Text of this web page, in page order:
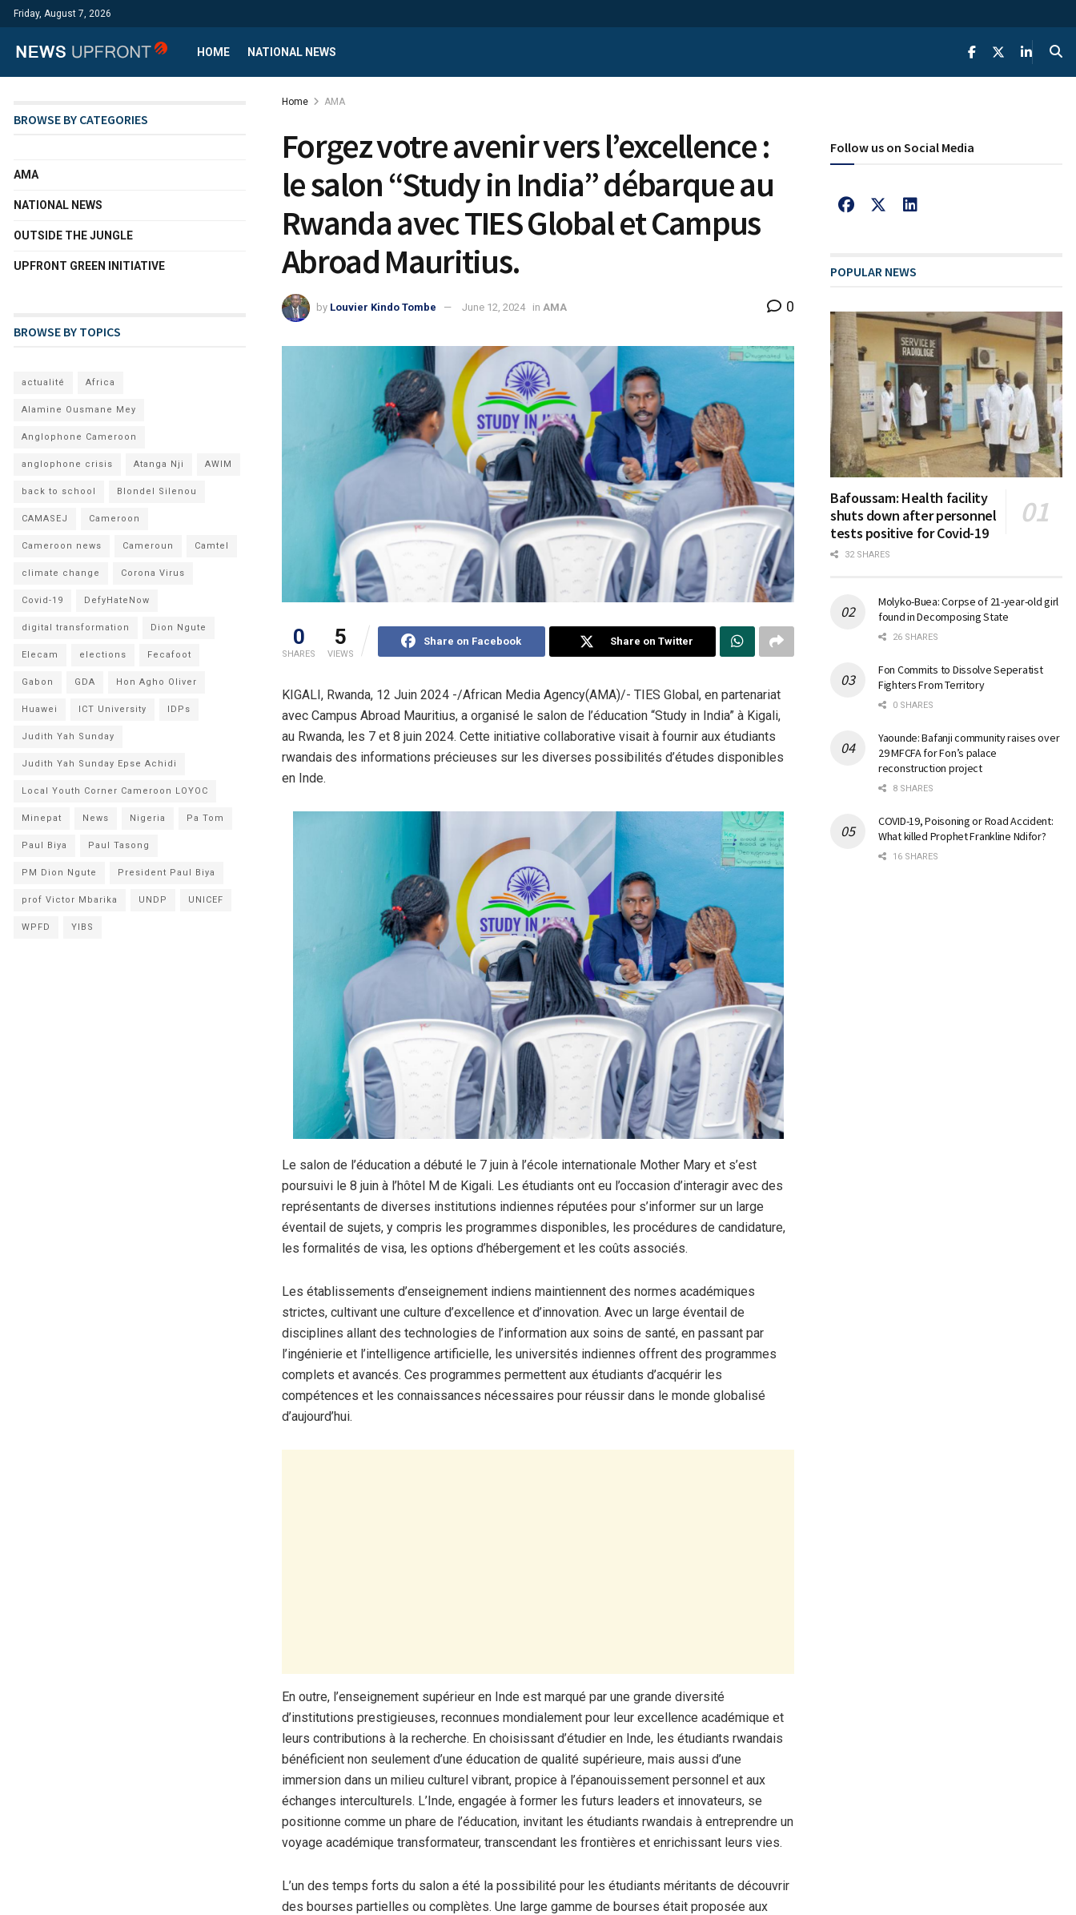
Friday, August 7, 2026
HOME NATIONAL NEWS
Home AMA
Forgez votre avenir vers l’excellence :
le salon “Study in India” débarque au
Rwanda avec TIES Global et Campus
Abroad Mauritius.
by Louvier Kindo Tombe June 12, 2024 in AMA 0
0
SHARES
5
VIEWS
Share on Facebook Share on Twitter
KIGALI, Rwanda, 12 Juin 2024 -/African Media Agency(AMA)/- TIES Global, en partenariat
avec Campus Abroad Mauritius, a organisé le salon de l’éducation “Study in India” à Kigali,
au Rwanda, les 7 et 8 juin 2024. Cette initiative collaborative visait à fournir aux étudiants
rwandais des informations précieuses sur les diverses possibilités d’études disponibles
en Inde.
Le salon de l’éducation a débuté le 7 juin à l’école internationale Mother Mary et s’est
poursuivi le 8 juin à l’hôtel M de Kigali. Les étudiants ont eu l’occasion d’interagir avec des
représentants de diverses institutions indiennes réputées pour s’informer sur un large
éventail de sujets, y compris les programmes disponibles, les procédures de candidature,
les formalités de visa, les options d’hébergement et les coûts associés.
Les établissements d’enseignement indiens maintiennent des normes académiques
strictes, cultivant une culture d’excellence et d’innovation. Avec un large éventail de
disciplines allant des technologies de l’information aux soins de santé, en passant par
l’ingénierie et l’intelligence artificielle, les universités indiennes offrent des programmes
complets et avancés. Ces programmes permettent aux étudiants d’acquérir les
compétences et les connaissances nécessaires pour réussir dans le monde globalisé
d’aujourd’hui.
En outre, l’enseignement supérieur en Inde est marqué par une grande diversité
d’institutions prestigieuses, reconnues mondialement pour leur excellence académique et
leurs contributions à la recherche. En choisissant d’étudier en Inde, les étudiants rwandais
bénéficient non seulement d’une éducation de qualité supérieure, mais aussi d’une
immersion dans un milieu culturel vibrant, propice à l’épanouissement personnel et aux
échanges interculturels. L’Inde, engagée à former les futurs leaders et innovateurs, se
positionne comme un phare de l’éducation, invitant les étudiants rwandais à entreprendre un
voyage académique transformateur, transcendant les frontières et enrichissant leurs vies.
L’un des temps forts du salon a été la possibilité pour les étudiants méritants de découvrir
des bourses partielles ou complètes. Une large gamme de bourses était proposée aux
BROWSE BY CATEGORIES
AMA
NATIONAL NEWS
OUTSIDE THE JUNGLE
UPFRONT GREEN INITIATIVE
BROWSE BY TOPICS
actualité Africa
Alamine Ousmane Mey
Anglophone Cameroon
anglophone crisis Atanga Nji AWIM
back to school Blondel Silenou
CAMASEJ Cameroon
Cameroon news Cameroun Camtel
climate change Corona Virus
Covid-19 DefyHateNow
digital transformation Dion Ngute
Elecam elections Fecafoot
Gabon GDA Hon Agho Oliver
Huawei ICT University IDPs
Judith Yah Sunday
Judith Yah Sunday Epse Achidi
Local Youth Corner Cameroon LOYOC
Minepat News Nigeria Pa Tom
Paul Biya Paul Tasong
PM Dion Ngute President Paul Biya
prof Victor Mbarika UNDP UNICEF
WPFD YIBS
Follow us on Social Media
POPULAR NEWS
Bafoussam: Health facility
shuts down after personnel
tests positive for Covid-19
32 SHARES
Molyko-Buea: Corpse of 21-year-old girl
found in Decomposing State
26 SHARES
Fon Commits to Dissolve Seperatist
Fighters From Territory
0 SHARES
Yaounde: Bafanji community raises over
29 MFCFA for Fon’s palace
reconstruction project
8 SHARES
COVID-19, Poisoning or Road Accident:
What killed Prophet Frankline Ndifor?
16 SHARES